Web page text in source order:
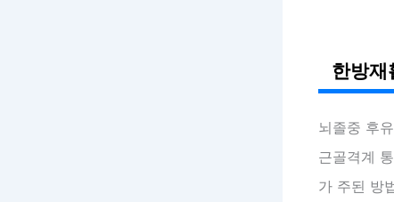
한방재
뇌졸중 후
근골격계
가 주된 방